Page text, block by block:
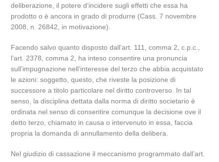
deliberazione, il potere d’incidere sugli effetti che essa ha
prodotto o è ancora in grado di produrre (Cass. 7 novembre
2008, n. 26842, in motivazione).
Facendo salvo quanto disposto dall’art. 111, comma 2, c.p.c.,
l’art. 2378, comma 2, ha inteso consentire una pronuncia
sull’impugnazione nell’interesse del terzo che abbia acquistato
le azioni: soggetto, questo, che riveste la posizione di
successore a titolo particolare nel diritto controverso. In tal
senso, la disciplina dettata dalla norma di diritto societario è
ordinata nel senso di consentire comunque la decisione ove il
detto terzo, chiamato in causa o intervenuto in essa, faccia
propria la domanda di annullamento della delibera.
Nel giudizio di cassazione il meccanismo programmato dall’art.